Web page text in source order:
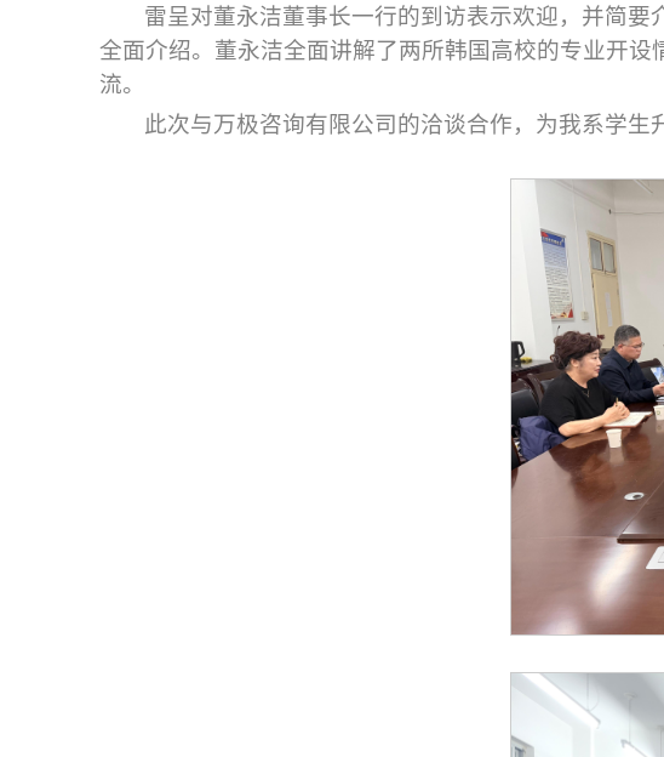
雷呈对董永洁董事长一行的到访表示欢迎，并简
全面介绍。董永洁全面讲解了两所韩国高校的专业开
流。
此次与万极咨询有限公司的洽谈合作，为我系学生